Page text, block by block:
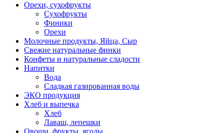
Орехи, сухофрукты
Сухофрукты
Финики
Орехи
Молочные продукты, Яйца, Сыр
Свежие натуральные финки
Конфеты и натуральные сладости
Напитки
Вода
Сладкая газированная воды
ЭКО продукция
Хлеб и выпечка
Хлеб
Лаваш, лепешки